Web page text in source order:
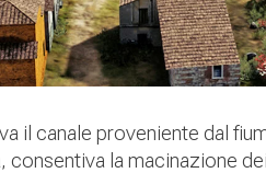
il canale proveniente dal
consentiva la macinazione